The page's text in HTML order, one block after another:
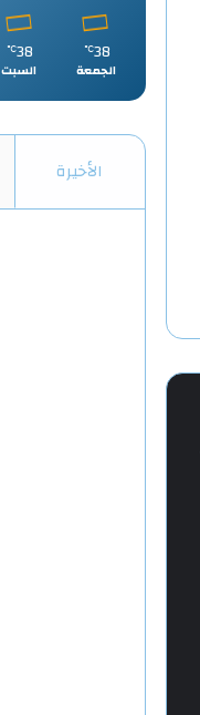
38
℃
الجمعة
38
℃
السبت
الأخيرة